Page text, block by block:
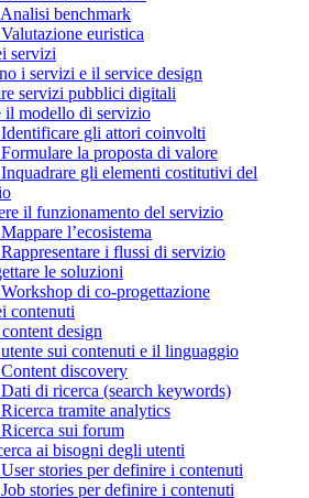
benchmark
euristica
servizi
i servizi e il service design
servizi pubblici digitali
il modello di servizio
gli attori coinvolti
la proposta di valore
gli elementi costitutivi del
il funzionamento del servizio
l’ecosistema
i flussi di servizio
le soluzioni
di co-progettazione
contenuti
design
sui contenuti e il linguaggio
discovery
di ricerca (search keywords)
tramite analytics
sui forum
ai bisogni degli utenti
stories per definire i contenuti
stories per definire i contenuti